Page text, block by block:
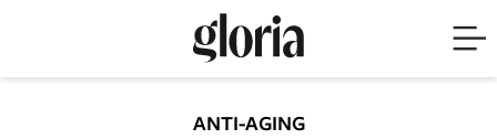
ANTI-AGING